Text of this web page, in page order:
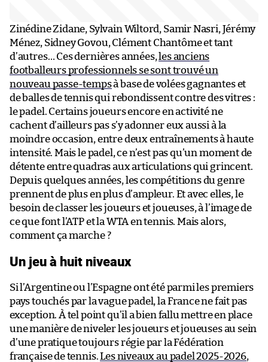
Zinédine Zidane, Sylvain Wiltord, Samir Nasri, Jérémy
Ménez, Sidney Govou, Clément Chantôme et tant
d’autres… Ces dernières années, les anciens
footballeurs professionnels se sont trouvé un
nouveau passe-tempsà base de volées gagnantes et
de balles de tennis qui rebondissent contre des vitres :
le padel. Certains joueurs encore en activité ne
cachent d’ailleurs pas s’y adonner eux aussi à la
moindre occasion, entre deux entraînements à haute
intensité. Mais le padel, ce n’est pas qu’un moment de
détente entre quadras aux articulations qui grincent.
Depuis quelques années, les compétitions du genre
prennent de plus en plus d’ampleur. Et avec elles, le
besoin de classer les joueurs et joueuses, à l’image de
ce que font l’ATP et la WTA en tennis. Mais alors,
comment ça marche ?
Un jeu à huit niveaux
Si l’Argentine ou l’Espagne ont été parmi les premiers
pays touchés par la vague padel, la France ne fait pas
exception. À tel point qu’il a bien fallu mettre en place
une manière de niveler les joueurs et joueuses au sein
d’une pratique toujours régie par la Fédération
française de tennis.Les niveaux au padel 2025-2026,